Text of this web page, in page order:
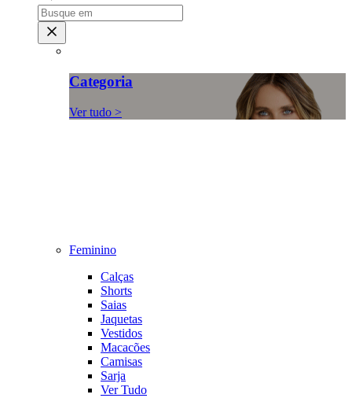
Categoria
Ver tudo >
Feminino
Calças
Shorts
Saias
Jaquetas
Vestidos
Macacões
Camisas
Sarja
Ver Tudo